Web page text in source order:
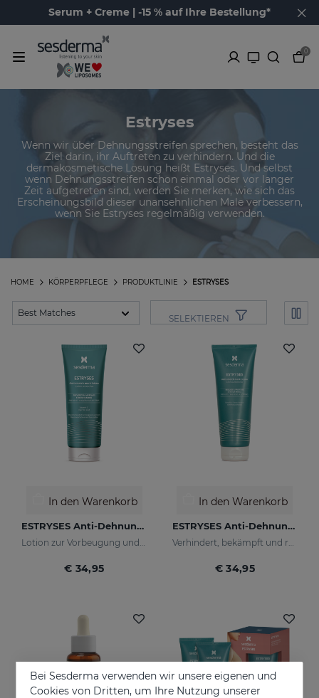
Serum + Creme | -15 % auf Ihre Bestellung*
0
Estryses
Wenn wir über Dehnungsstreifen sprechen, besteht das
Ziel darin, ihr Auftreten zu verhindern. Und die
dermakosmetische Lösung heißt Estryses. Und selbst
wenn Dehnungsstreifen schon einmal oder vor langer
Zeit aufgetreten sind, werden Sie merken, wie sich das
Erscheinungsbild dieser unansehnlichen Male verbessern,
wenn Sie Estryses regelmäßig verwenden.
ESTRYSES
PRODUKTLINIE
KÖRPERPFLEGE
HOME
SELEKTIEREN
In den Warenkorb
ESTRYSES Anti-Dehnungsstreifen-Lotion
Lotion zur Vorbeugung und Verbesserung von Dehnungsstreifen
€ 34,95
In den Warenkorb
ESTRYSES Anti-Dehnungsstreifen-Creme
Verhindert, bekämpft und repariert Dehnungsstreifen, die durch Schwangerschaft, Stillzeit, Fettleibigkeit, Ernährung, Wachstumsperioden (Pubertät), Sport usw. verursacht werden.
€ 34,95
Bei Sesderma verwenden wir unsere eigenen und
Cookies von Dritten, um Ihre Nutzung unserer